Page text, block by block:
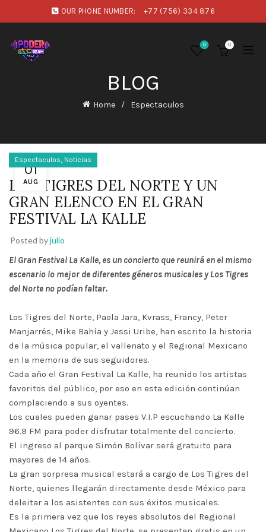
OUR PHONE NUMBER: +77 (756) 334 876
0 0
BLOG
Home Espectaculos
01
AUG
Espectaculos, Noticias
LOS TIGRES DEL NORTE Y UN
GRAN ELENCO EN EL GRAN
FESTIVAL LA KALLE
Posted byjulio
El Gran Festival La Kalle, es un concierto que reunirá en el mismo
escenario lo mejor de diferentes géneros musicales y Los Tigres
del Norte no podían faltar.
Los Tigres del Norte, Paola Jara, Kvrass, Francy, Peter
Manjarrés, Mike Bahía y Jessi Uribe, han escrito la historia
de la música popular, el vallenato y el Regional Mexicano
en la memoria de sus seguidores.
Cada año el Gran Festival La Kalle, ha reunido los artistas
favoritos del público, por eso en esta edición continúan
complaciendo a sus oyentes.
Los cuales pueden ganar pases V.I.P escuchando La Kalle
96.9 FM para poder disfrutar totalmente del concierto.
El ingreso al parque Simón Bolívar será gratuito para
mayores de 14 años.
La gran sorpresa musical estará a cargo de Los Tigres del
Norte, quienes llegarán directamente desde México para
deleitar a los asistentes con sus éxitos musicales.
Es la primera vez que los reyes absolutos del Regional